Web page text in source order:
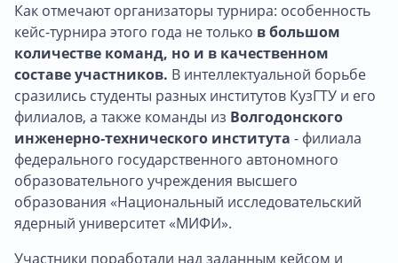
Как отмечают организаторы турнира: особенность
кейс-турнира этого года не только в большом
количестве команд, но и в качественном
составе участников. В интеллектуальной борьбе
сразились студенты разных институтов КузГТУ и его
филиалов, а также команды из Волгодонского
инженерно‑технического института - филиала
федерального государственного автономного
образовательного учреждения высшего
образования «Национальный исследовательский
ядерный университет «МИФИ».
Участники поработали над заданным кейсом и